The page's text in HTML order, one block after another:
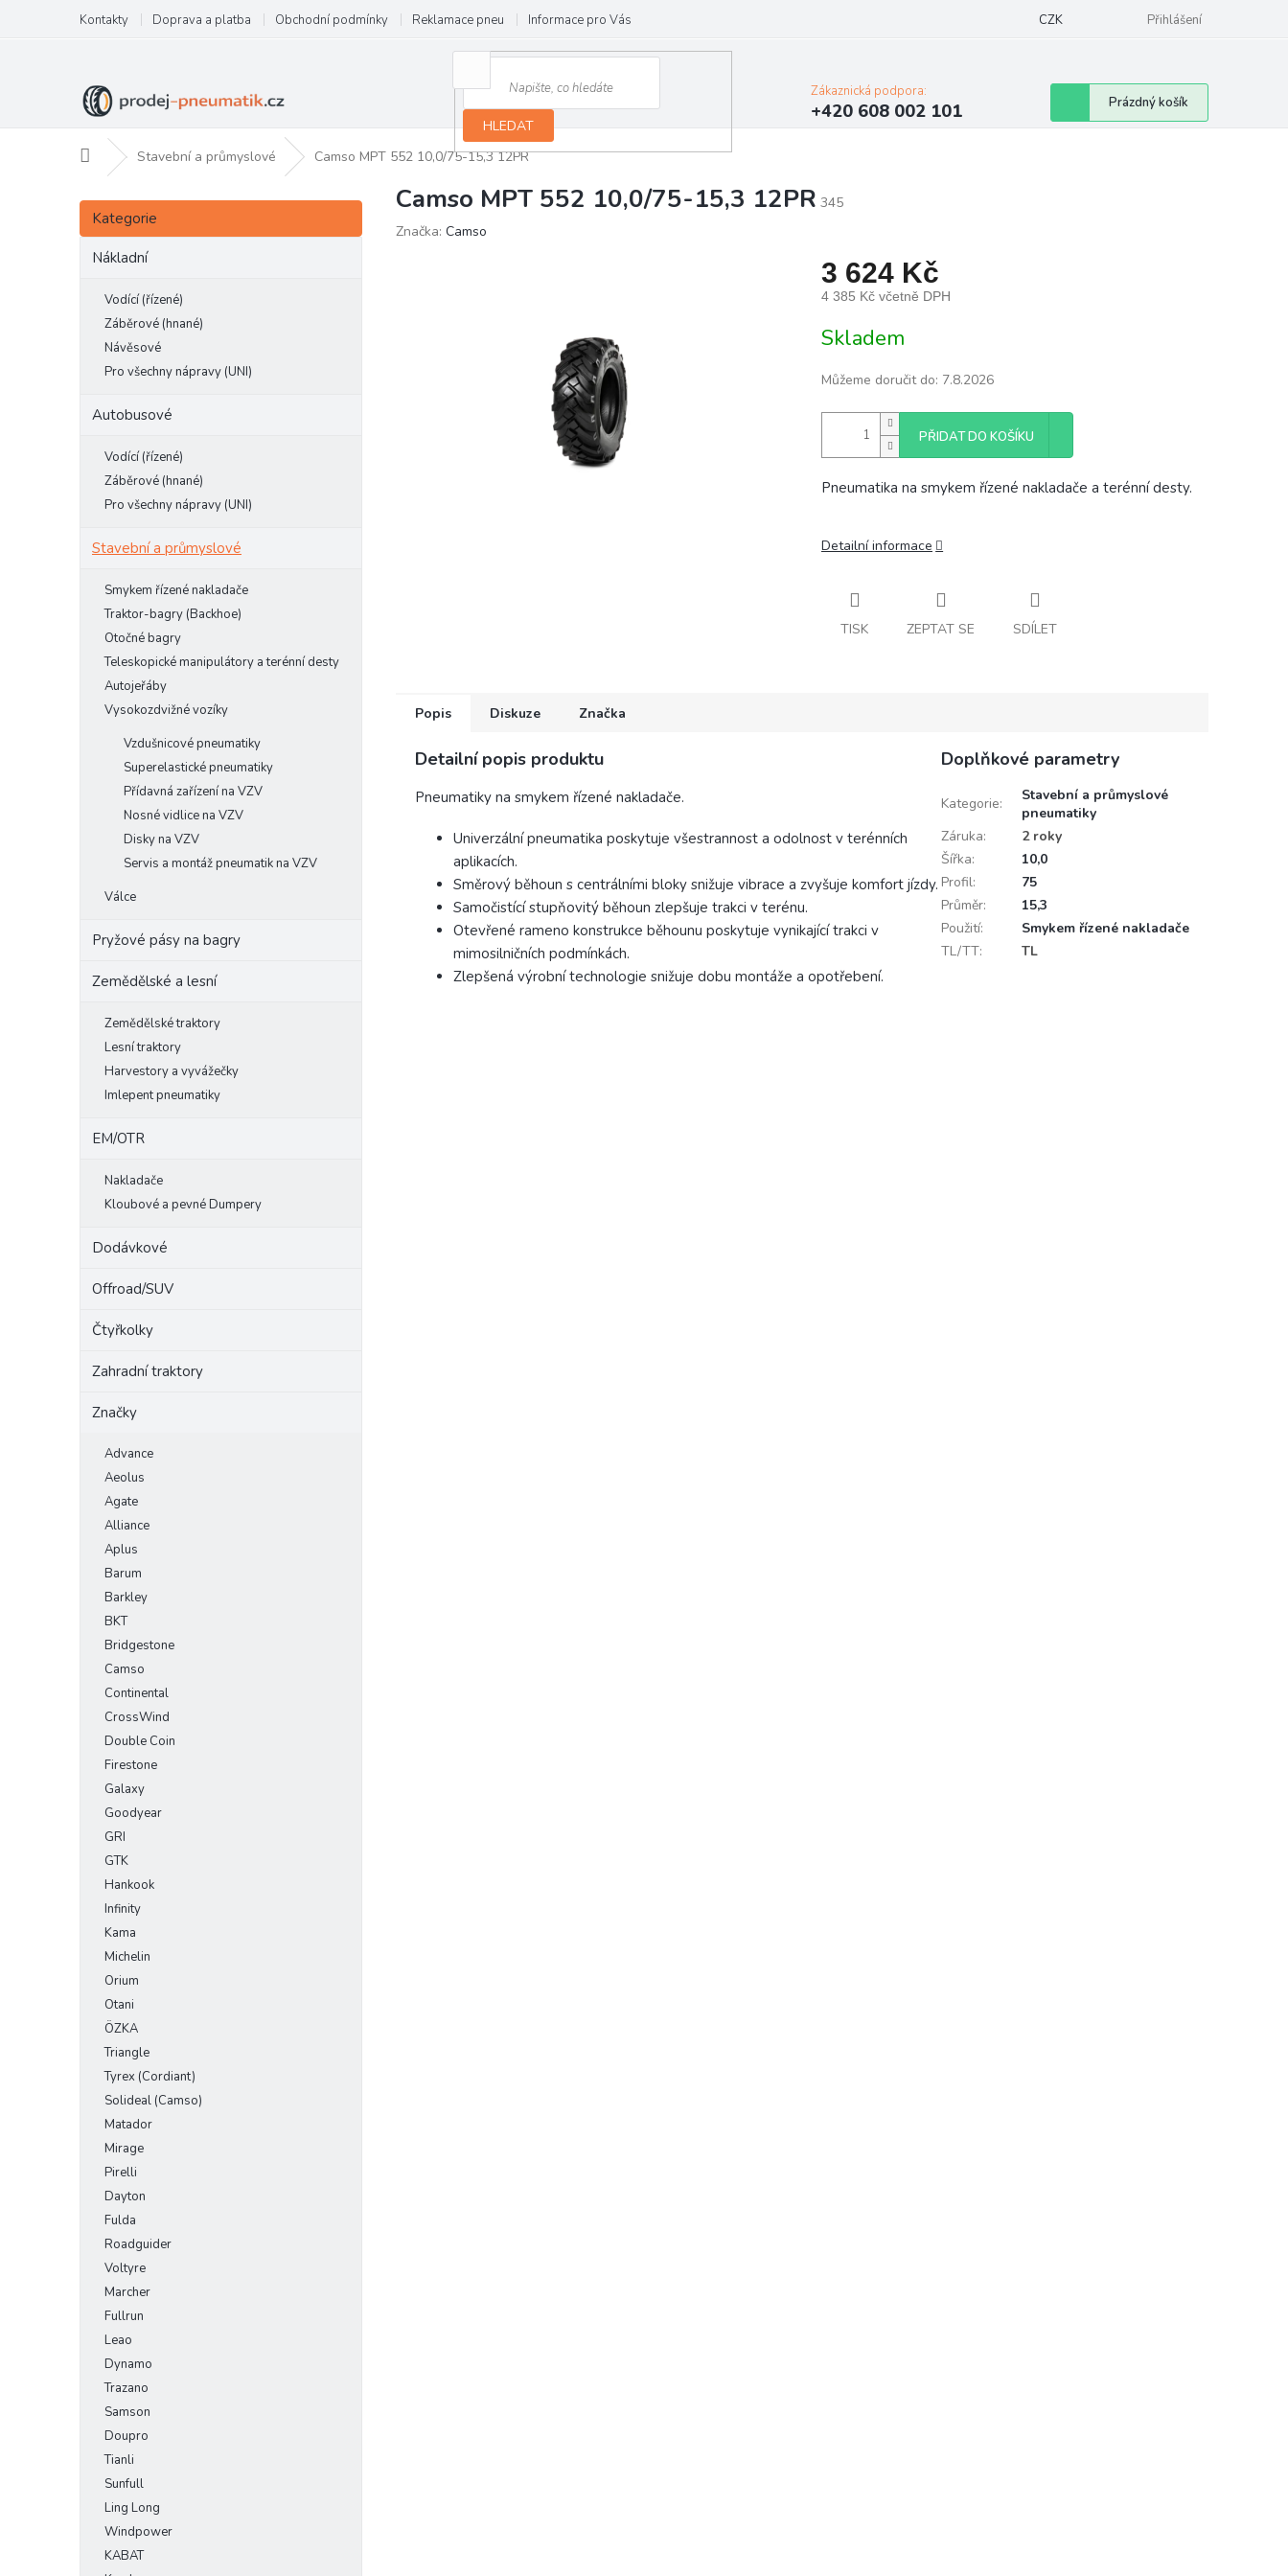
obsah
Kontakty Doprava a platba Obchodní podmínky Reklamace pneu Informace pro Vás Mapa serveru Moje objednávka
CZK Přihlášení
HLEDAT
Zákaznická podpora:
+420 608 002 101
Nákupní
košík
Prázdný košík
Domů Stavební a průmyslové Camso MPT 552 10,0/75-15,3 12PR
P
s
Přeskočit
kategorie
Kategorie
Nákladní
Vodící (řízené)
Záběrové (hnané)
Návěsové
Pro všechny nápravy (UNI)
Autobusové
Vodící (řízené)
Záběrové (hnané)
Pro všechny nápravy (UNI)
Stavební a průmyslové
Smykem řízené nakladače
Traktor-bagry (Backhoe)
Otočné bagry
Teleskopické manipulátory a terénní desty
Autojeřáby
Vysokozdvižné vozíky
Vzdušnicové pneumatiky
Superelastické pneumatiky
Přídavná zařízení na VZV
Nosné vidlice na VZV
Disky na VZV
Servis a montáž pneumatik na VZV
Válce
Pryžové pásy na bagry
Zemědělské a lesní
Zemědělské traktory
Lesní traktory
Harvestory a vyvážečky
Imlepent pneumatiky
EM/OTR
Nakladače
Kloubové a pevné Dumpery
Dodávkové
Offroad/SUV
Čtyřkolky
Zahradní traktory
Značky
Advance
Aeolus
Agate
Alliance
Aplus
Barum
Barkley
BKT
Bridgestone
Camso
Continental
CrossWind
Double Coin
Firestone
Galaxy
Goodyear
GRI
GTK
Hankook
Infinity
Kama
Michelin
Orium
Otani
ÖZKA
Triangle
Tyrex (Cordiant)
Solideal (Camso)
Matador
Mirage
Pirelli
Dayton
Fulda
Roadguider
Voltyre
Marcher
Fullrun
Leao
Dynamo
Trazano
Samson
Doupro
Tianli
Sunfull
Ling Long
Windpower
KABAT
Camso MPT 552 10,0/75-15,3 12PR 345
Značka: Camso
3 624 Kč
4 385 Kč včetně DPH
cena:
Skladem
Můžeme doručit do: 7.8.2026
PŘIDAT DO KOŠÍKU
Pneumatika na smykem řízené nakladače a terénní desty.
Detailní informace
TISK ZEPTAT SE SDÍLET
Popis Diskuze Značka
Detailní popis produktu
Pneumatiky na smykem řízené nakladače.
Univerzální pneumatika poskytuje všestrannost a odolnost v terénních
aplikacích.
Směrový běhoun s centrálními bloky snižuje vibrace a zvyšuje komfort jízdy.
Samočistící stupňovitý běhoun zlepšuje trakci v terénu.
Otevřené rameno konstrukce běhounu poskytuje vynikající trakci v
mimosilničních podmínkách.
Zlepšená výrobní technologie snižuje dobu montáže a opotřebení.
Doplňkové parametry
Kategorie:
Stavební a průmyslové
pneumatiky
Záruka:
2 roky
Šířka:
10,0
Profil:
75
Průměr:
15,3
Použití:
Smykem řízené nakladače
TL/TT: TL